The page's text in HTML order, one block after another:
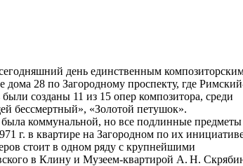
день единственным
28 по Загородному проспекту, где
созданы 11 из 15 опер композитора, среди
бессмертный», «Золотой петушок».
коммунальной, но все подлинные
г. в квартире на Загородном по их
стоит в одном ряду с крупнейшими
в Клину и Музеем-квартирой А. Н.